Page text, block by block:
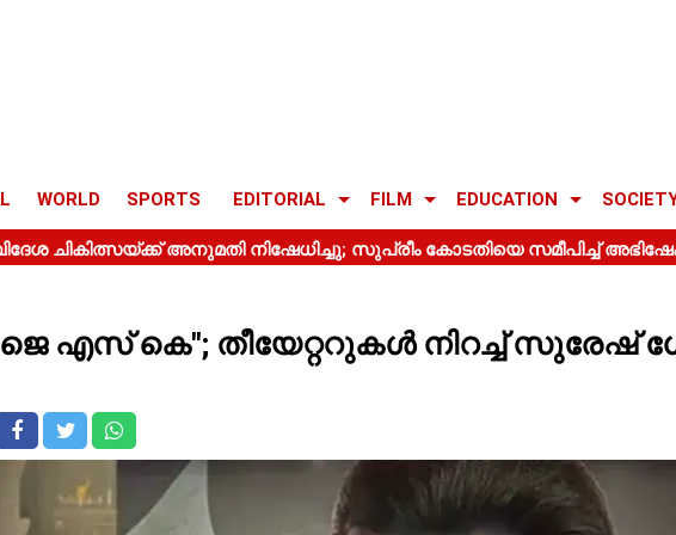
WORLD SPORTS EDITORIAL FILM EDUCATION
എസ് കെ"; തീയേറ്ററുകൾ നിറച്ച് സുരേഷ്